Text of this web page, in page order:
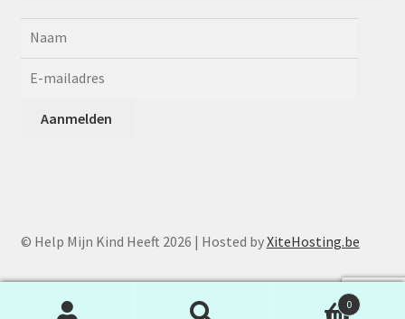
© Help Mijn Kind Heeft 2026 | Hosted byXiteHosting.be
0